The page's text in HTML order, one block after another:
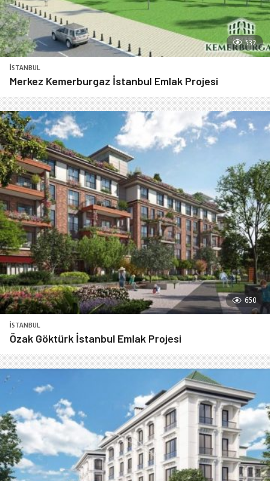
532
İSTANBUL
Merkez Kemerburgaz İstanbul Emlak Projesi
650
İSTANBUL
Özak Göktürk İstanbul Emlak Projesi